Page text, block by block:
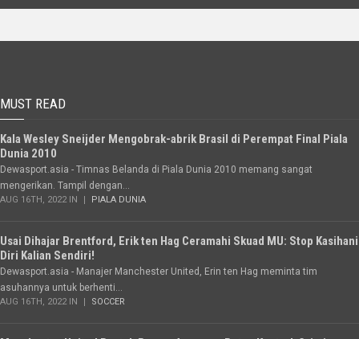
MUST READ
Kala Wesley Sneijder Mengobrak-abrik Brasil di Perempat Final Piala
Dunia 2010
Dewasport.asia - Timnas Belanda di Piala Dunia 2010 memang sangat
mengerikan. Tampil dengan...
AUG 16TH, 2022 IN PIALA DUNIA
Usai Dihajar Brentford, Erik ten Hag Ceramahi Skuad MU: Stop Kasihani
Diri Kalian Sendiri!
Dewasport.asia - Manajer Manchester United, Erin ten Hag meminta tim
asuhannya untuk berhenti...
AUG 16TH, 2022 IN SOCCER